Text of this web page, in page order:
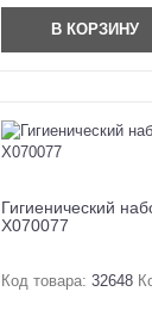
В КОРЗИНУ
Гигиенический
X070077
Код товара: 32648